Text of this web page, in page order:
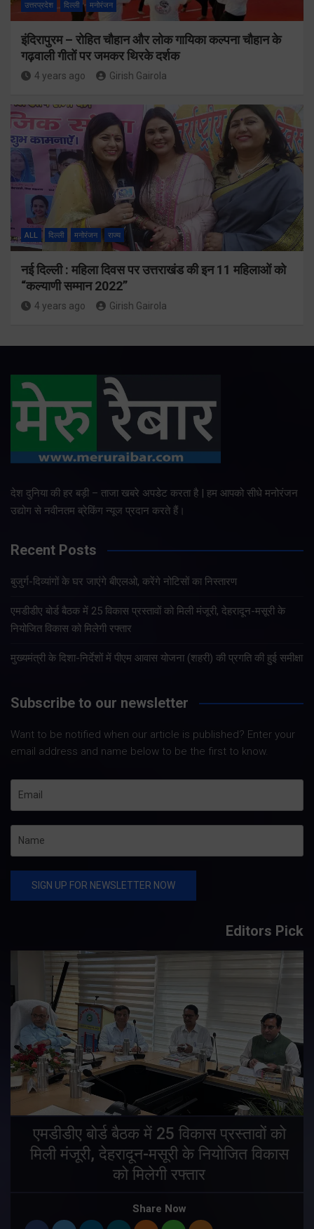
उत्तरप्रदेश दिल्ली मनोरंजन
इंदिरापुरम – रोहित चौहान और लोक गायिका कल्पना चौहान के
गढ़वाली गीतों पर जमकर थिरके दर्शक
4 years ago Girish Gairola
ALL दिल्ली मनोरंजन राज्य
नई दिल्ली : महिला दिवस पर उत्तराखंड की इन 11 महिलाओं को
“कल्याणी सम्मान 2022”
4 years ago Girish Gairola
देश दुनिया की हर बड़ी – ताजा खबरे अपडेट करता है | हम आपको सीधे मनोरंजन
उद्योग से नवीनतम ब्रेकिंग न्यूज प्रदान करते हैं।
Recent Posts
बुजुर्ग-दिव्यांगों के घर जाएंगे बीएलओ, करेंगे नोटिसों का निस्तारण
एमडीडीए बोर्ड बैठक में 25 विकास प्रस्तावों को मिली मंजूरी, देहरादून-मसूरी के
नियोजित विकास को मिलेगी रफ्तार
मुख्यमंत्री के दिशा-निर्देशों में पीएम आवास योजना (शहरी) की प्रगति की हुई समीक्षा
Subscribe to our newsletter
Want to be notified when our article is published? Enter your
email address and name below to be the first to know.
Editors Pick
एमडीडीए बोर्ड बैठक में 25 विकास प्रस्तावों को
मिली मंजूरी, देहरादून-मसूरी के नियोजित विकास
को मिलेगी रफ्तार
Share Now